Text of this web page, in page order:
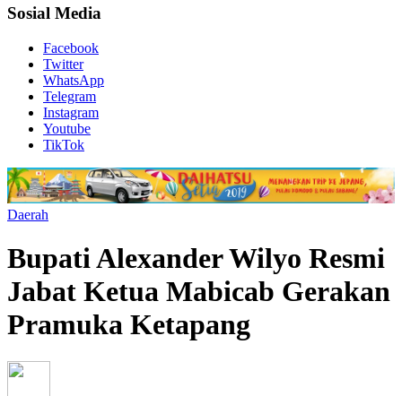
Sosial Media
Facebook
Twitter
WhatsApp
Telegram
Instagram
Youtube
TikTok
Daerah
Bupati Alexander Wilyo Resmi
Jabat Ketua Mabicab Gerakan
Pramuka Ketapang